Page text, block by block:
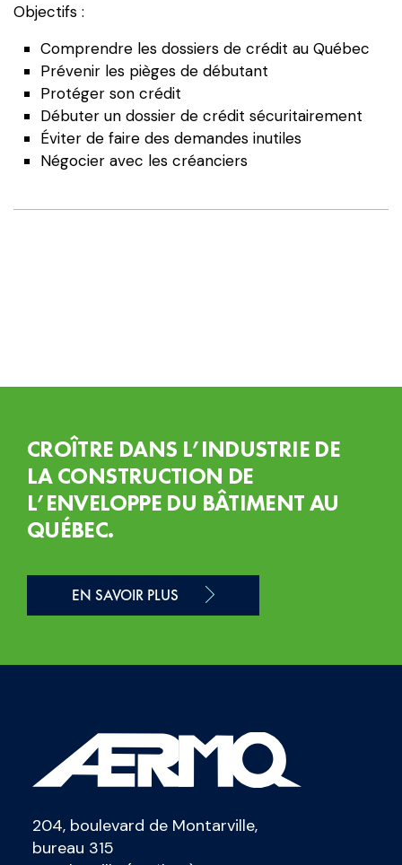
commencer
sécuritairement
votre
dossier
de
crédit
Objectifs :
Comprendre les dossiers de crédit au Québec
Prévenir les pièges de débutant
Protéger son crédit
Débuter un dossier de crédit sécuritairement
Éviter de faire des demandes inutiles
Négocier avec les créanciers
CROÎTRE DANS L’INDUSTRIE DE
LA CONSTRUCTION DE
L’ENVELOPPE DU BÂTIMENT AU
QUÉBEC.
EN SAVOIR PLUS
204, boulevard de Montarville,
bureau 315